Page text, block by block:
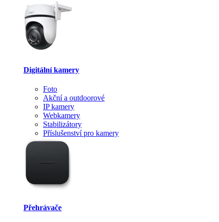
Digitální kamery
Foto
Akční a outdoorové
IP kamery
Webkamery
Stabilizátory
Příslušenství pro kamery
Přehrávače